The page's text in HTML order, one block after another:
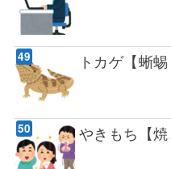
トカゲ【蜥
やきもち【